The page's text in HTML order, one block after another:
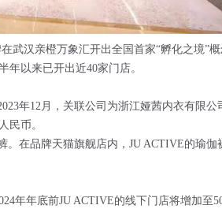
武汉亲橙万象汇开出全国首家“孵化之境”概
年以来已开出近40家门店。
年12月，关联公司为浙江娅茜内衣有限公
民币。
。在品牌天猫旗舰店内，JU ACTIVE的瑜伽
年年底前JU ACTIVE的线下门店将增加至